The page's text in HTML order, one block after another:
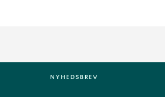
NYHEDSBREV